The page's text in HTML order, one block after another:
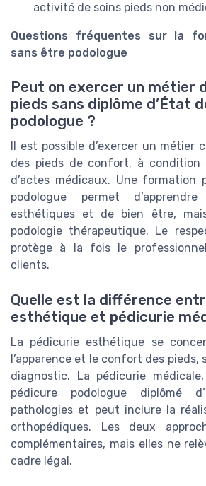
activité de soins pieds non
Questions fréquentes sur la
sans être podologue
Peut on exercer un métier
pieds sans diplôme d’État
podologue ?
Il est possible d’exercer un métier
des pieds de confort, à condition
d’actes médicaux. Une formation
podologue permet
esthétiques et de bien être,
podologie thérapeutique. Le
protège à la fois le
clients.
Quelle est la différence
esthétique et pédicurie
La pédicurie esthétique se
l’apparence et le confort des pieds,
diagnostic. La pédicurie
pédicure podologue diplômé
pathologies et peut inclure la
orthopédiques. Les deux
complémentaires, mais elles ne
cadre légal.